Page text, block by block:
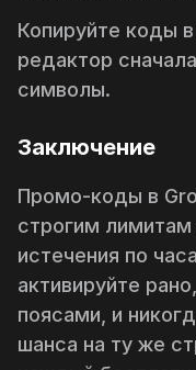
Копируйте коды
редактор
символы.
Заключение
Промо-коды в
строгим лимитам
истечения по
активируйте
поясами, и
шанса на ту же